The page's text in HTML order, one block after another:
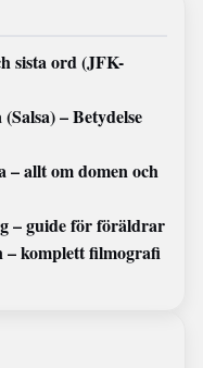
sista ord (JFK-
– Betydelse
allt om domen och
– guide för föräldrar
– komplett filmografi